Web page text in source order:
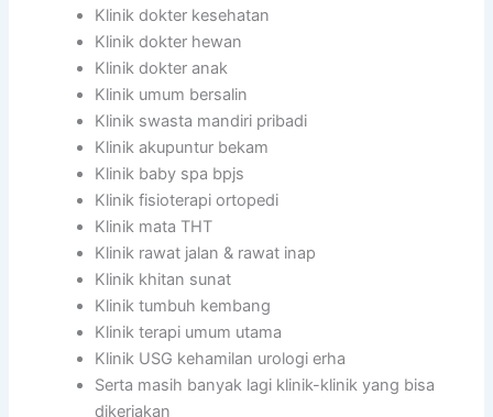
Klinik dokter kesehatan
Klinik dokter hewan
Klinik dokter anak
Klinik umum bersalin
Klinik swasta mandiri pribadi
Klinik akupuntur bekam
Klinik baby spa bpjs
Klinik fisioterapi ortopedi
Klinik mata THT
Klinik rawat jalan & rawat inap
Klinik khitan sunat
Klinik tumbuh kembang
Klinik terapi umum utama
Klinik USG kehamilan urologi erha
Serta masih banyak lagi klinik-klinik yang bisa
dikerjakan